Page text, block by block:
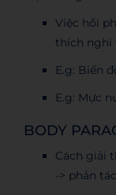
Việc hồi
thích nghi
E.g: Biến
E.g: Mực
BODY
Cách giải
-> phản